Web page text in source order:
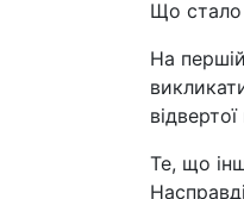
Що стало
На
Те, що